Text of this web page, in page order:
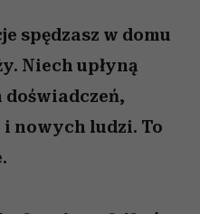
spędzasz w domu
Niech upłyną
nowych ludzi. To